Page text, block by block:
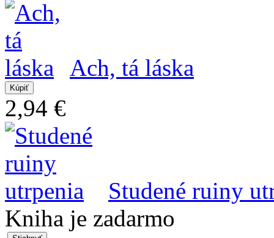
Ach, tá láska
2,94 €
Studené ruiny
Kniha je zadarmo